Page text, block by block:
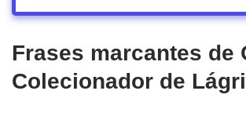
Frases marcantes de
Colecionador de